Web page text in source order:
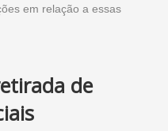
em relação a essas
de